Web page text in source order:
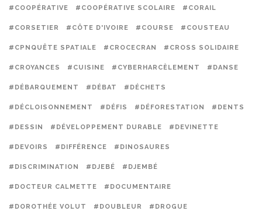
#COOPÉRATIVE #COOPÉRATIVE SCOLAIRE #CORAIL
#CORSETIER #CÔTE D'IVOIRE #COURSE #COUSTEAU
#CPNQUÊTE SPATIALE #CROCECRAN #CROSS SOLIDAIRE
#CROYANCES #CUISINE #CYBERHARCÈLEMENT #DANSE
#DÉBARQUEMENT #DÉBAT #DÉCHETS
#DÉCLOISONNEMENT #DÉFIS #DÉFORESTATION #DENTS
#DESSIN #DÉVELOPPEMENT DURABLE #DEVINETTE
#DEVOIRS #DIFFÉRENCE #DINOSAURES
#DISCRIMINATION #DJEBÉ #DJEMBÉ
#DOCTEUR CALMETTE #DOCUMENTAIRE
#DOROTHÉE VOLUT #DOUBLEUR #DROGUE